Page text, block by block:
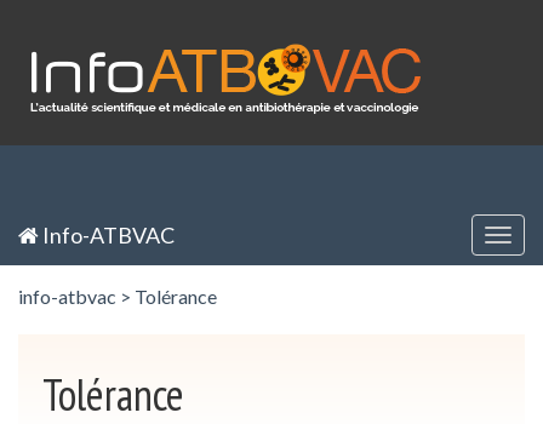
Info-ATBVAC
info-atbvac > Tolérance
Tolérance